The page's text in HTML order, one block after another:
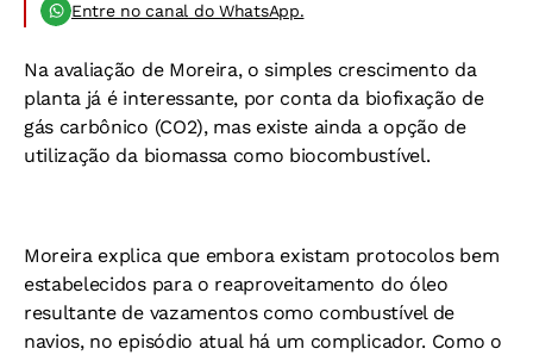
Entre no canal do WhatsApp.
Na avaliação de Moreira, o simples crescimento da
planta já é interessante, por conta da biofixação de
gás carbônico (CO2), mas existe ainda a opção de
utilização da biomassa como biocombustível.
Moreira explica que embora existam protocolos bem
estabelecidos para o reaproveitamento do óleo
resultante de vazamentos como combustível de
navios, no episódio atual há um complicador. Como o